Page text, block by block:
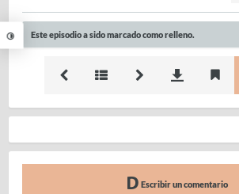
Este episodio a sido marcado como relleno.
Escribir un comentario